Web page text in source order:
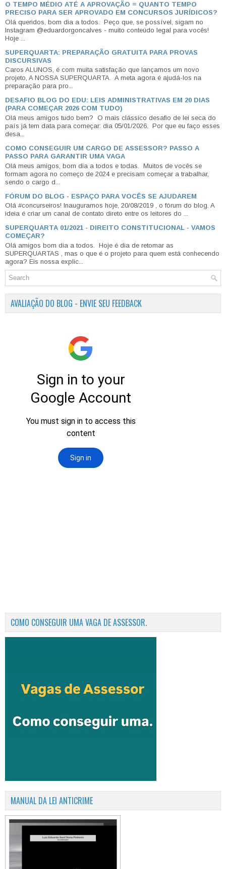
O TEMPO MÉDIO ATÉ A APROVAÇÃO = QUANTO TEMPO
PRECISO PARA SER APROVADO EM CONCURSOS JURÍDICOS?
Olá queridos, bom dia a todos. Peço que, se possível, sigam no
Instagram @eduardorgoncalves - muito conteúdo legal para vocês!
Hoje ...
SUPERQUARTA: PREPARAÇÃO GRATUITA PARA PROVAS
DISCURSIVAS
Caros ALUNOS, é com muita satisfação que lançamos um novo
projeto, A NOSSA SUPERQUARTA. A meta agora é ajudá-los na
preparação para pro...
DESAFIO BLOG DO EDU: LEIS ADMINISTRATIVAS EM 20 DIAS
(PARA COMEÇAR 2026 COM TUDO)
Olá meus amigos tudo bem? O mais clássico desafio de lei seca do
país já tem data para começar: dia 05/01/2026. Por que eu faço esses
desa...
COMO CONSEGUIR UM CARGO DE ASSESSOR? PASSO A
PASSO PARA GARANTIR UMA VAGA
Olá meus amigos, bom dia a todos e todas. Muitos de vocês se
formam agora no começo de 2024 e precisam começar a trabalhar,
sendo o cargo d...
FÓRUM DO BLOG - ESPAÇO PARA VOCÊS SE AJUDAREM
Olá #concurseiros! Inauguramos hoje, 20/08/2019 , o fórum do blog. A
ideia é criar um canal de contato direto entre os leitores do ...
SUPERQUARTA 01/2021 - DIREITO CONSTITUCIONAL - VAMOS
COMEÇAR?
Olá amigos bom dia a todos. Hoje é dia de retomar as
SUPERQUARTAS , mas o que é o projeto para quem está conhecendo
agora? Eis nossa explic...
AVALIAÇÃO DO BLOG - ENVIE SEU FEEDBACK
COMO CONSEGUIR UMA VAGA DE ASSESSOR.
MANUAL DA LEI ANTICRIME